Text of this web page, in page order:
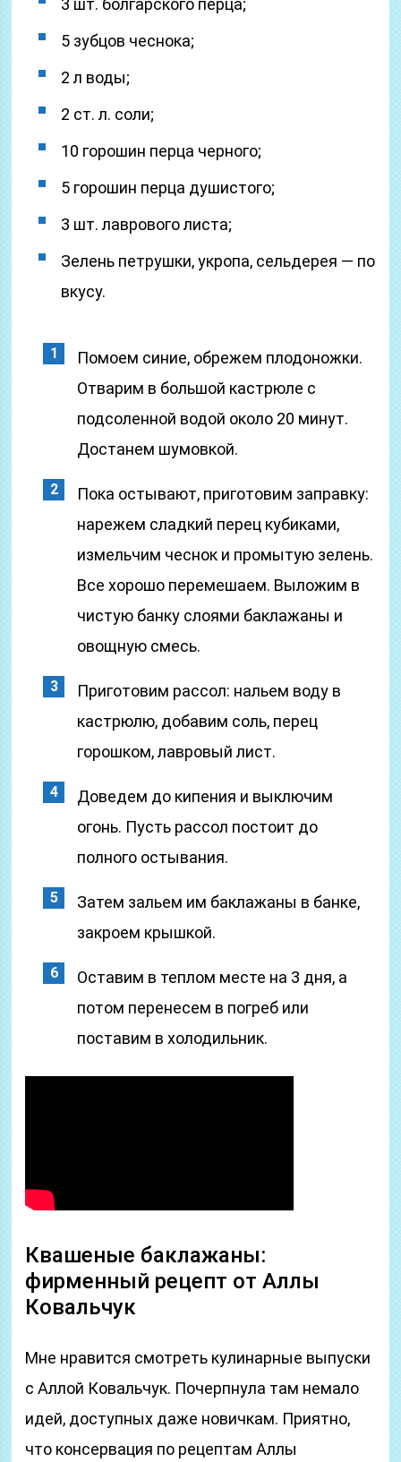
3 шт. болгарского перца;
5 зубцов чеснока;
2 л воды;
2 ст. л. соли;
10 горошин перца черного;
5 горошин перца душистого;
3 шт. лаврового листа;
Зелень петрушки, укропа, сельдерея — по
вкусу.
Помоем синие, обрежем плодоножки.
Отварим в большой кастрюле с
подсоленной водой около 20 минут.
Достанем шумовкой.
Пока остывают, приготовим заправку:
нарежем сладкий перец кубиками,
измельчим чеснок и промытую зелень.
Все хорошо перемешаем. Выложим в
чистую банку слоями баклажаны и
овощную смесь.
Приготовим рассол: нальем воду в
кастрюлю, добавим соль, перец
горошком, лавровый лист.
Доведем до кипения и выключим
огонь. Пусть рассол постоит до
полного остывания.
Затем зальем им баклажаны в банке,
закроем крышкой.
Оставим в теплом месте на 3 дня, а
потом перенесем в погреб или
поставим в холодильник.
Квашеные баклажаны:
фирменный рецепт от Аллы
Ковальчук
Мне нравится смотреть кулинарные выпуски
с Аллой Ковальчук. Почерпнула там немало
идей, доступных даже новичкам. Приятно,
что консервация по рецептам Аллы